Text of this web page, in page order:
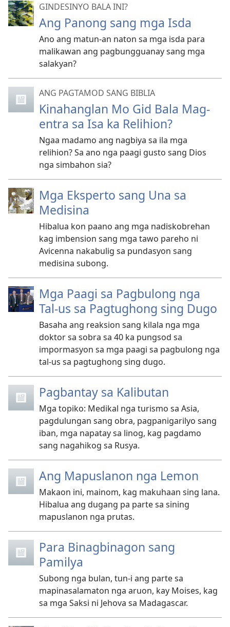
GINDESINYO BALA INI?
Ang Panong sang mga Isda
Ano ang matun-an naton sa mga isda para
malikawan ang pagbungguanay sang mga
salakyan?
ANG PAGTAMOD SANG BIBLIA
Kinahanglan Mo Gid Bala Mag-
entra sa Isa ka Relihion?
Ngaa madamo ang nagbiya sa ila mga
relihion? Sa ano nga paagi gusto sang Dios
nga simbahon sia?
Mga Eksperto sang Una sa
Medisina
Hibalua kon paano ang mga nadiskobrehan
kag imbension sang mga tawo pareho ni
Avicenna nakabulig sa pundasyon sang
medisina subong.
Mga Paagi sa Pagbulong nga
Tal-us sa Pagtughong sing Dugo
Basaha ang reaksion sang kilala nga mga
doktor sa sobra sa 40 ka pungsod sa
impormasyon sa mga paagi sa pagbulong nga
tal-us sa pagtughong sing dugo.
Pagbantay sa Kalibutan
Mga topiko: Medikal nga turismo sa Asia,
pagdulungan sang obra, pagpanigarilyo sang
iban, mga napatay sa linog, kag pagdamo
sang nagahikog sa Rusya.
Ang Mapuslanon nga Lemon
Makaon ini, mainom, kag makuhaan sing lana.
Hibalua ang dugang pa parte sa sining
mapuslanon nga prutas.
Para Binagbinagon sang
Pamilya
Subong nga bulan, tun-i ang parte sa
mapinasalamaton nga aruon, kay Moises, kag
sa mga Saksi ni Jehova sa Madagascar.